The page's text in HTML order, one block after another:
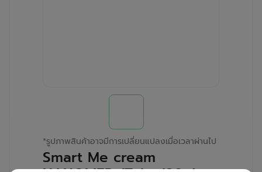
*รูปภาพสินค้าอาจมีการเปลี่ยนแปลงเมื่อเวลาผ่านไป
Smart Me cream